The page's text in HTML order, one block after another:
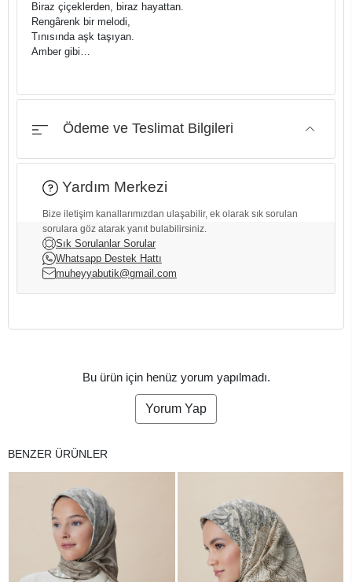
Biraz çiçeklerden, biraz hayattan.
Rengârenk bir melodi,
Tınısında aşk taşıyan.
Amber gibi…
Ödeme ve Teslimat Bilgileri
Yardım Merkezi
Bize iletişim kanallarımızdan ulaşabilir, ek olarak sık sorulan
sorulara göz atarak yanıt bulabilirsiniz.
Sık Sorulanlar Sorular
Whatsapp Destek Hattı
muheyyabutik@gmail.com
Bu ürün için henüz yorum yapılmadı.
Yorum Yap
BENZER ÜRÜNLER